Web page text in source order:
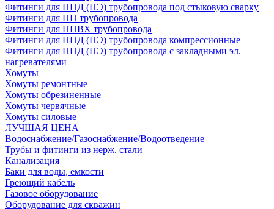
Фитинги для ПНД (ПЭ) трубопровода под стыковую сварку
Фитинги для ПП трубопровода
Фитинги для НПВХ трубопровода
Фитинги для ПНД (ПЭ) трубопровода компрессионные
Фитинги для ПНД (ПЭ) трубопровода с закладными эл.
нагревателями
Хомуты
Хомуты ремонтные
Хомуты обрезиненные
Хомуты червячные
Хомуты силовые
ЛУЧШАЯ ЦЕНА
Водоснабжение/Газоснабжение/Водоотведение
Трубы и фитинги из нерж. стали
Канализация
Баки для воды, емкости
Греющий кабель
Газовое оборудование
Оборудование для скважин